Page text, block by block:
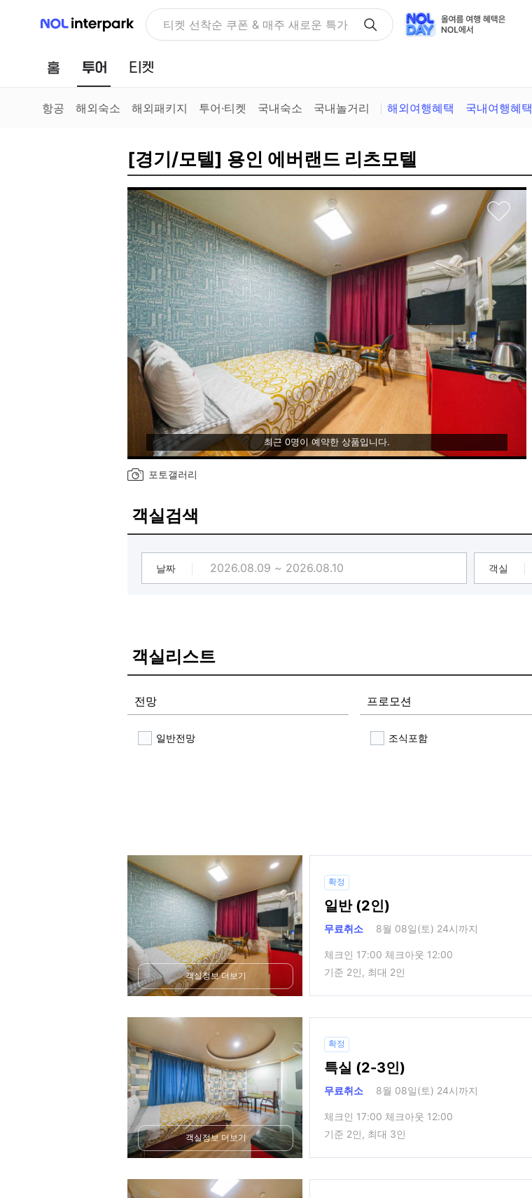
NOL 인터파크 NOLDAY, 최대 70% 여행 혜택
홈 투어
항공 해외숙소 해외패키지 투어·티켓 국내숙소 국내놀거리 해외여행혜택 국내여행혜택
[경기/모텔] 용인 에버랜드 리츠모텔
최근 0명이 예약한 상품입니다.
포토갤러리
객실검색
날짜 객실
객실리스트
전망
일반전망
프로모션
조식포함
객실정보 더보기
확정
일반 (2인)
무료취소 8월 08일(토) 24시까지
체크인 17:00 체크아웃 12:00
기준 2인, 최대 2인
객실정보 더보기
확정
특실 (2-3인)
무료취소 8월 08일(토) 24시까지
체크인 17:00 체크아웃 12:00
기준 2인, 최대 3인